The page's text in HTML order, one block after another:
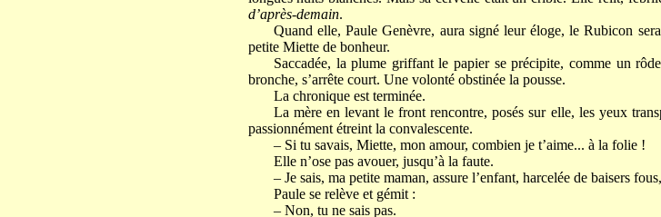
d’après-demain.
Quand elle, Paule Genèvre, aura signé leur éloge, le Rubicon
petite Miette de bonheur.
Saccadée, la plume griffant le papier se précipite, comme un
bronche, s’arrête court. Une volonté obstinée la pousse.
La chronique est terminée.
La mère en levant le front rencontre, posés sur elle, les yeux
passionnément étreint la convalescente.
– Si tu savais, Miette, mon amour, combien je t’aime... à la folie !
Elle n’ose pas avouer, jusqu’à la faute.
– Je sais, ma petite maman, assure l’enfant, harcelée de baisers
Paule se relève et gémit :
– Non, tu ne sais pas.